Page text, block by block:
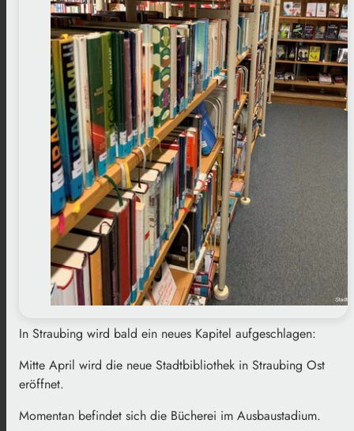
In Straubing wird bald ein neues Kapitel aufgeschlagen:
Mitte April wird die neue Stadtbibliothek in Straubing Ost
eröffnet.
Momentan befindet sich die Bücherei im Ausbaustadium.